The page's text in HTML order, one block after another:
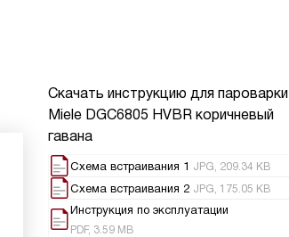
Скачать инструкцию для пароварки
Miele DGC6805 HVBR коричневый
гавана
Схема встраивания 1 JPG, 209.34 KB
Схема встраивания 2 JPG, 175.05 KB
Инструкция по эксплуатации
PDF, 3.59 MB